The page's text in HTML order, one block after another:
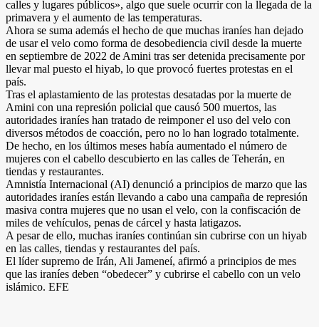
calles y lugares públicos», algo que suele ocurrir con la llegada de la
primavera y el aumento de las temperaturas.
Ahora se suma además el hecho de que muchas iraníes han dejado
de usar el velo como forma de desobediencia civil desde la muerte
en septiembre de 2022 de Amini tras ser detenida precisamente por
llevar mal puesto el hiyab, lo que provocó fuertes protestas en el
país.
Tras el aplastamiento de las protestas desatadas por la muerte de
Amini con una represión policial que causó 500 muertos, las
autoridades iraníes han tratado de reimponer el uso del velo con
diversos métodos de coacción, pero no lo han logrado totalmente.
De hecho, en los últimos meses había aumentado el número de
mujeres con el cabello descubierto en las calles de Teherán, en
tiendas y restaurantes.
Amnistía Internacional (AI) denunció a principios de marzo que las
autoridades iraníes están llevando a cabo una campaña de represión
masiva contra mujeres que no usan el velo, con la confiscación de
miles de vehículos, penas de cárcel y hasta latigazos.
A pesar de ello, muchas iraníes continúan sin cubrirse con un hiyab
en las calles, tiendas y restaurantes del país.
El líder supremo de Irán, Ali Jameneí, afirmó a principios de mes
que las iraníes deben “obedecer” y cubrirse el cabello con un velo
islámico. EFE